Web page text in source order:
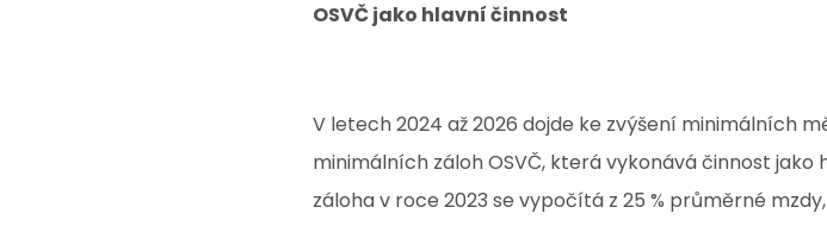
OSVČ jako hlavní činnost
V letech 2024 až 2026 dojde ke zvýšení minimálních
minimálních záloh OSVČ, která vykonává činnost jako
záloha v roce 2023 se vypočítá z 25 % průměrné